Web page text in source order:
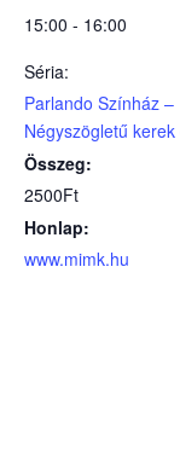
15:00 - 16:00
Séria:
Parlando Színház –
Négyszögletű kerek
Összeg:
2500Ft
Honlap:
www.mimk.hu